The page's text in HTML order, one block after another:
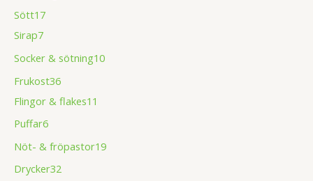
Sött17
Sirap7
Socker & sötning10
Frukost36
Flingor & flakes11
Puffar6
Nöt- & fröpastor19
Drycker32